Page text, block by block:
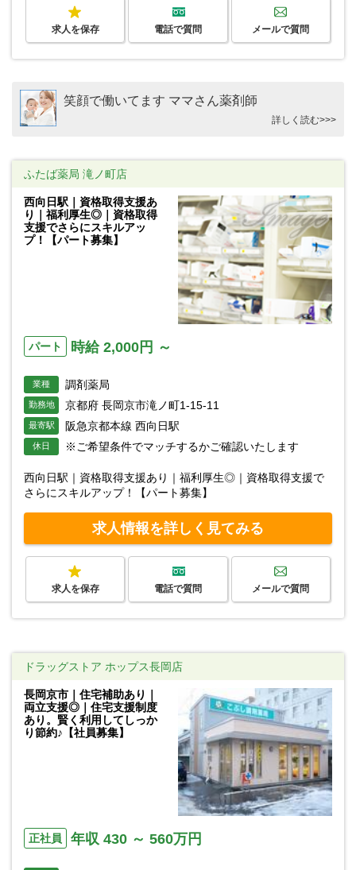
求人を保存 電話で質問 メールで質問
笑顔で働いてます ママさん薬剤師
詳しく読む>>>
ふたば薬局 滝ノ町店
西向日駅｜資格取得支援あ
り｜福利厚生◎｜資格取得
支援でさらにスキルアッ
プ！【パート募集】
パート 時給 2,000円 ～
業種 調剤薬局
勤務地 京都府 長岡京市滝ノ町1-15-11
最寄駅 阪急京都本線 西向日駅
休日 ※ご希望条件でマッチするかご確認いたします
西向日駅｜資格取得支援あり｜福利厚生◎｜資格取得支援で
さらにスキルアップ！【パート募集】
求人情報を詳しく見てみる
求人を保存 電話で質問 メールで質問
ドラッグストア ホップス長岡店
長岡京市｜住宅補助あり｜
両立支援◎｜住宅支援制度
あり。賢く利用してしっか
り節約♪【社員募集】
正社員 年収 430 ～ 560万円